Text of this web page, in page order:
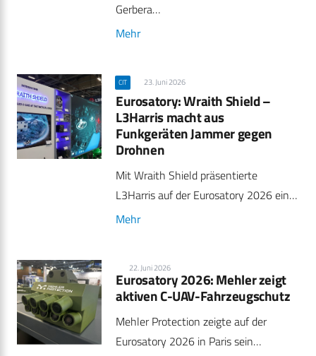
Gerbera…
Mehr
CIT 23. Juni 2026
Eurosatory: Wraith Shield –
L3Harris macht aus
Funkgeräten Jammer gegen
Drohnen
Mit Wraith Shield präsentierte
L3Harris auf der Eurosatory 2026 ein…
Mehr
22. Juni 2026
Eurosatory 2026: Mehler zeigt
aktiven C-UAV-Fahrzeugschutz
Mehler Protection zeigte auf der
Eurosatory 2026 in Paris sein…